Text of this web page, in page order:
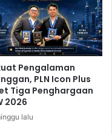
Pengalaman
PLN Icon Plus
Tiga Penghargaan
2026
lalu